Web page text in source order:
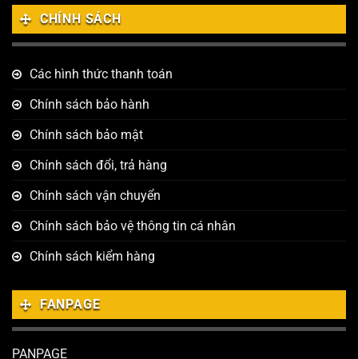
CHÍNH SÁCH
Các hình thức thanh toán
Chính sách bảo hành
Chính sách bảo mật
Chính sách đổi, trả hàng
Chính sách vận chuyển
Chính sách bảo vệ thông tin cá nhân
Chính sách kiểm hàng
FANPAGE
PANPAGE